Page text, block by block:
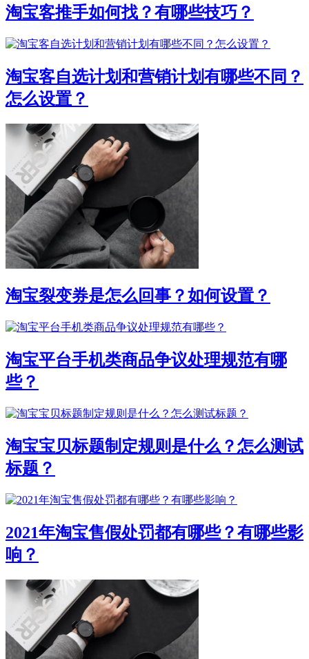
淘宝客推手如何找？有哪些技巧？
淘宝客自选计划和营销计划有哪些不同？
怎么设置？
淘宝裂变券是怎么回事？如何设置？
淘宝平台手机类商品争议处理规范有哪
些？
淘宝宝贝标题制定规则是什么？怎么测试
标题？
2021年淘宝售假处罚都有哪些？有哪些影
响？